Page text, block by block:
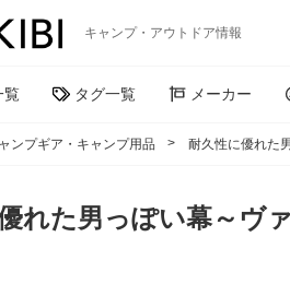
キャンプ・アウトドア情報
覧 タグ一覧 メーカー
ンプギア・キャンプ用品 耐久性に優れた
れた男っぽい幕～ヴ